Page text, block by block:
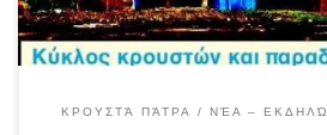
ΚΡΟΥΣΤΆ ΠΆΤΡΑ ΝΈΑ –